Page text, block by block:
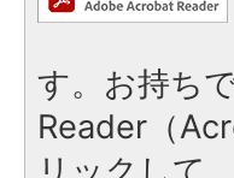
す。お持ち
Reader（